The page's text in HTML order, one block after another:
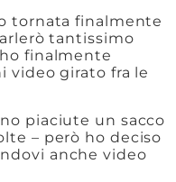
tornata finalmente
tantissimo
finalmente
video girato fra le
piaciute un sacco
– però ho deciso
anche video